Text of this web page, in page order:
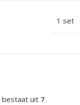
1 set
bestaat uit 7